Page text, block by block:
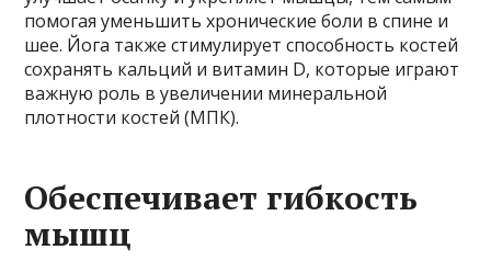
помогая уменьшить хронические боли в спине и
шее. Йога также стимулирует способность костей
сохранять кальций и витамин D, которые играют
важную роль в увеличении минеральной
плотности костей (МПК).
Обеспечивает гибкость
мышц